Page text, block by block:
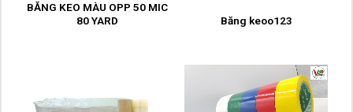
BĂNG KEO MÀU OPP 50 MIC
80 YARD
Băng keoo123